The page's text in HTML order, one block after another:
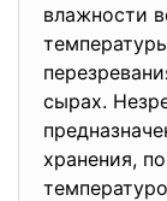
влажности
сырах.
хранения,